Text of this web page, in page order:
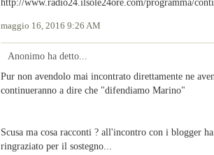
maggio 16, 2016 9:26 AM
Anonimo ha detto...
Pur non avendolo mai incontrato direttamente ne
continueranno a dire che "difendiamo Marino"
Scusa ma cosa racconti ? all'incontro con i blogger
ringraziato per il sostegno...